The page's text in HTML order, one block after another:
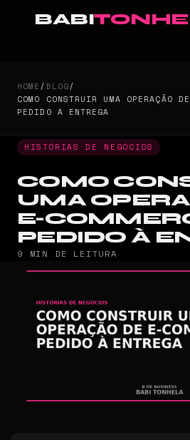
BABI
HOME/BLOG/
COMO CONSTRUIR UMA OPERAÇÃO
PEDIDO À ENTREGA
HISTÓRIAS DE NEGÓCIOS
COMO
UMA
E-
PEDIDO À
9 MIN DE LEITURA